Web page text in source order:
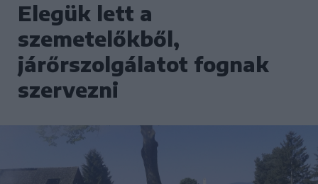
Elegük lett a
szemetelőkből,
járőrszolgálatot fognak
szervezni